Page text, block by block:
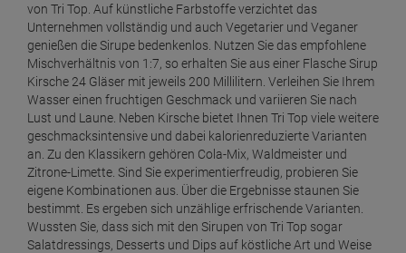
von Tri Top. Auf künstliche Farbstoffe verzichtet das
Unternehmen vollständig und auch Vegetarier und Veganer
genießen die Sirupe bedenkenlos. Nutzen Sie das empfohlene
Mischverhältnis von 1:7, so erhalten Sie aus einer Flasche Sirup
Kirsche 24 Gläser mit jeweils 200 Millilitern. Verleihen Sie Ihrem
Wasser einen fruchtigen Geschmack und variieren Sie nach
Lust und Laune. Neben Kirsche bietet Ihnen Tri Top viele weitere
geschmacksintensive und dabei kalorienreduzierte Varianten
an. Zu den Klassikern gehören Cola-Mix, Waldmeister und
Zitrone-Limette. Sind Sie experimentierfreudig, probieren Sie
eigene Kombinationen aus. Über die Ergebnisse staunen Sie
bestimmt. Es ergeben sich unzählige erfrischende Varianten.
Wussten Sie, dass sich mit den Sirupen von Tri Top sogar
Salatdressings, Desserts und Dips auf köstliche Art und Weise